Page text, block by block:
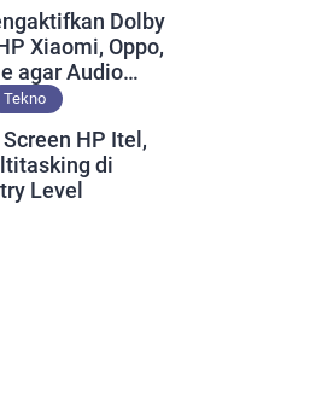
Dolby
Xiaomi, Oppo,
agar Audio
Tekno
HP Itel,
di
Level